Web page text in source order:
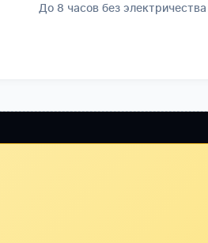
До 8 часов без электричества